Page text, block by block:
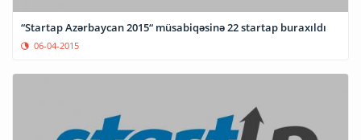
“Startap Azərbaycan 2015“ müsabiqəsinə 22 startap buraxıldı
06-04-2015